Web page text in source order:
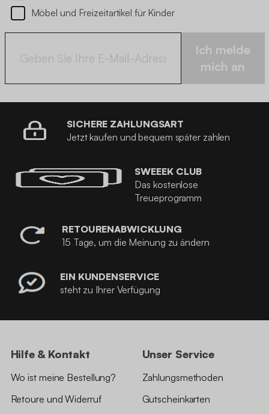
Möbel und Freizeitartikel für Kinder
Ich melde
mich an
SICHERE ZAHLUNGSART
Jetzt kaufen und bequem später zahlen
SWEEEK CLUB
Das kostenlose
Treueprogramm
RETOURENABWICKLUNG
15 Tage, um die Meinung zu ändern
EIN KUNDENSERVICE
steht zu Ihrer Verfügung
Hilfe & Kontakt
Wo ist meine Bestellung?
Retoure und Widerruf
Unser Service
Zahlungsmethoden
Gutscheinkarten